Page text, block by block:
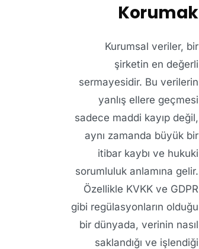
Korumak
Kurumsal veriler, bir
şirketin en değerli
sermayesidir. Bu verilerin
yanlış ellere geçmesi
sadece maddi kayıp değil,
aynı zamanda büyük bir
itibar kaybı ve hukuki
sorumluluk anlamına gelir.
Özellikle KVKK ve GDPR
gibi regülasyonların olduğu
bir dünyada, verinin nasıl
saklandığı ve işlendiği